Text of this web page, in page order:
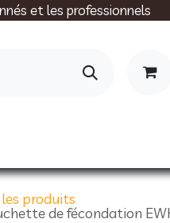
et les professionnels
produits
de fécondation